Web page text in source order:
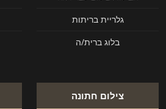
גלריית בריתות
בלוג ברית/ה
צילום חתונה